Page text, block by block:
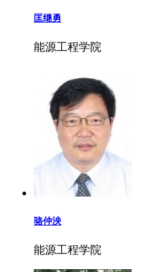
匡继勇
能源工程学院
骆仲泱
能源工程学院